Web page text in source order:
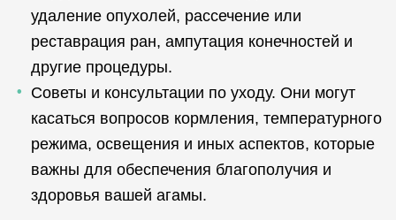
удаление опухолей, рассечение или
реставрация ран, ампутация конечностей и
другие процедуры.
Советы и консультации по уходу. Они могут
касаться вопросов кормления, температурного
режима, освещения и иных аспектов, которые
важны для обеспечения благополучия и
здоровья вашей агамы.